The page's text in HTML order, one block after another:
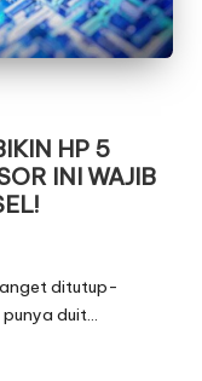
HP 5
INI WAJIB
ditutup-
punya duit…